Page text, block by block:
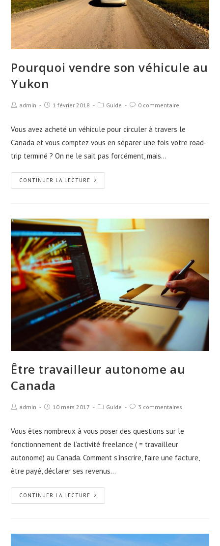
Pourquoi vendre son véhicule au
Yukon
admin 1 février 2018 Guide 0 commentaire
Vous avez acheté un véhicule pour circuler à travers le
Canada et vous comptez vous en séparer une fois votre road-
trip terminé ? On ne le sait pas forcément, mais…
CONTINUER LA LECTURE
Être travailleur autonome au
Canada
admin 10 mars 2017 Guide 3 commentaires
Vous êtes nombreux à vous poser des questions sur le
fonctionnement de l’activité freelance ( = travailleur
autonome) au Canada. Comment s’inscrire, faire une facture,
être payé, déclarer ses revenus…
CONTINUER LA LECTURE